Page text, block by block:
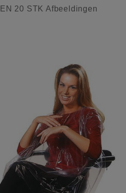
20 STK Afbeeldingen